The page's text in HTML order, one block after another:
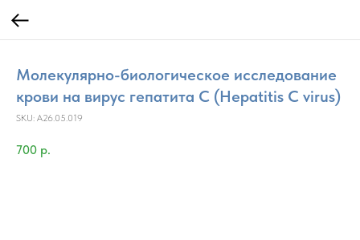
Молекулярно-биологическое исследование
крови на вирус гепатита C (Hepatitis C virus)
SKU: A26.05.019
700 р.